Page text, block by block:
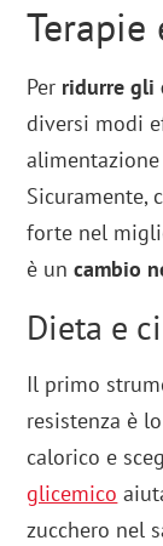
Terapie
Per ridurre gli
diversi modi
Sicuramente,
forte nel
è uncambio
Dieta e
Il primo
resistenza è
calorico e
glicemico
zucchero nel